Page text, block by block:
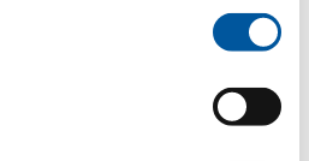
de diensten hebben